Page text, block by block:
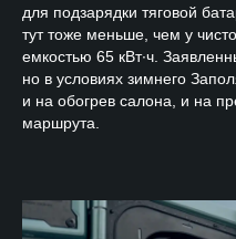
для подзарядки тяговой
тут тоже меньше, чем у
емкостью 65 кВт∙ч.
но в условиях зимнего
и на обогрев салона, и на
маршрута.